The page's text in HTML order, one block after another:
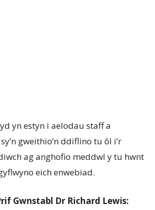
yn estyn i aelodau staff a
gweithio’n ddiflino tu ôl i’r
ag anghofio meddwl y tu hwnt
eich enwebiad.
Gwnstabl Dr Richard Lewis: